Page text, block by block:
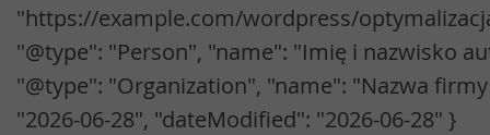
"https://example.com/wordpress/
"@type": "Person", "name": "Imię i nazwisko
"@type": "Organization", "name": "Nazwa
"2026-06-28", "dateModified": "2026-06-28" }